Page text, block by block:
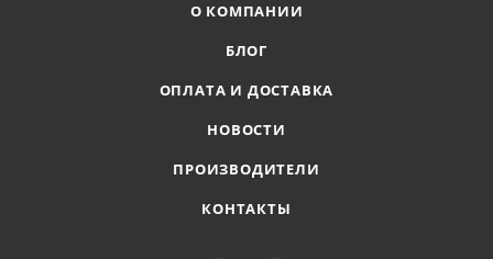
О КОМПАНИИ
БЛОГ
ОПЛАТА И ДОСТАВКА
НОВОСТИ
ПРОИЗВОДИТЕЛИ
КОНТАКТЫ